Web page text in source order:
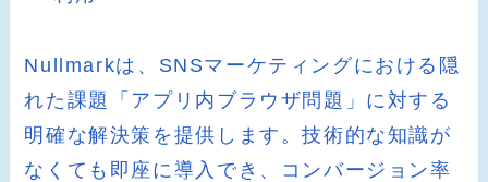
Nullmarkは、SNSマーケティングにおける隠
れた課題「アプリ内ブラウザ問題」に対する
明確な解決策を提供します。技術的な知識が
なくても即座に導入でき、コンバージョン率